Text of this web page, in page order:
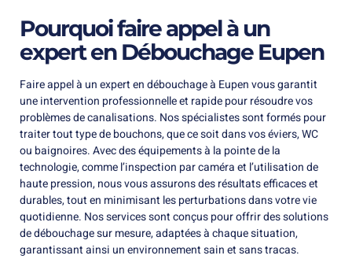
Pourquoi faire appel à un
expert en Débouchage Eupen
Faire appel à un expert en débouchage à Eupen vous garantit
une intervention professionnelle et rapide pour résoudre vos
problèmes de canalisations. Nos spécialistes sont formés pour
traiter tout type de bouchons, que ce soit dans vos éviers, WC
ou baignoires. Avec des équipements à la pointe de la
technologie, comme l’inspection par caméra et l’utilisation de
haute pression, nous vous assurons des résultats efficaces et
durables, tout en minimisant les perturbations dans votre vie
quotidienne. Nos services sont conçus pour offrir des solutions
de débouchage sur mesure, adaptées à chaque situation,
garantissant ainsi un environnement sain et sans tracas.